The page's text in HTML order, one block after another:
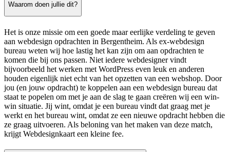
Waarom doen jullie dit?
Het is onze missie om een goede maar eerlijke verdeling te geven
aan webdesign opdrachten in Bergentheim. Als ex-webdesign
bureau weten wij hoe lastig het kan zijn om aan opdrachten te
komen die bij ons passen. Niet iedere webdesigner vindt
bijvoorbeeld het werken met WordPress even leuk en anderen
houden eigenlijk niet echt van het opzetten van een webshop. Door
jou (en jouw opdracht) te koppelen aan een webdesign bureau dat
staat te popelen om met je aan de slag te gaan creëren wij een win-
win situatie. Jij wint, omdat je een bureau vindt dat graag met je
werkt en het bureau wint, omdat ze een nieuwe opdracht hebben die
ze graag uitvoeren. Als beloning van het maken van deze match,
krijgt Webdesignkaart een kleine fee.